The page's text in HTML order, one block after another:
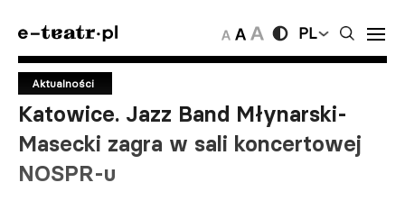
PL
Aktualności
Katowice. Jazz Band Młynarski-
Masecki zagra w sali koncertowej
NOSPR-u